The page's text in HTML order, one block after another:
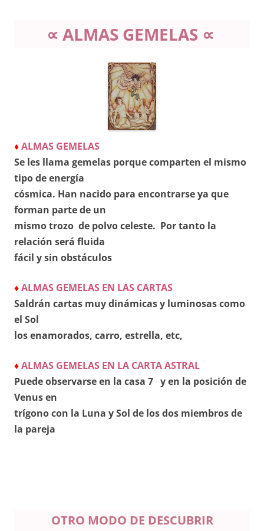
∝ ALMAS GEMELAS ∝
♦ALMAS GEMELAS
Se les llama gemelas porque comparten el mismo
tipo de energía
cósmica. Han nacido para encontrarse ya que
forman parte de un
mismo trozo de polvo celeste. Por tanto la
relación será fluida
fácil y sin obstáculos
♦ALMAS GEMELAS EN LAS CARTAS
Saldrán cartas muy dinámicasy luminosas como
el Sol
los enamorados, carro, estrella, etc,
♦ALMAS GEMELAS EN LA CARTA ASTRAL
Puede observarse en la casa 7 y en la posición de
Venus en
trígono con la Luna y Sol de los dos miembros de
la pareja
OTRO MODO DE DESCUBRIR